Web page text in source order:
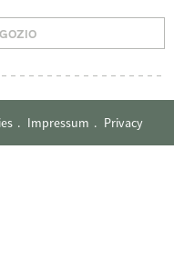
Impressum Privacy